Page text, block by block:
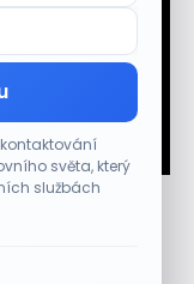
světa, který
službách
trhu DRAM
Akcie